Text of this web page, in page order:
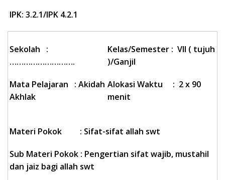
IPK: 3.2.1/IPK 4.2.1
Sekolah
:
……………………….
Mata Pelajaran
: Akidah
Akhlak
Kelas/Semester : VII ( tujuh
)/Ganjil
Alokasi Waktu : 2 x 90
menit
Materi Pokok : Sifat-sifat allah swt
Sub Materi Pokok : Pengertian sifat wajib, mustahil
dan jaiz bagi allah swt